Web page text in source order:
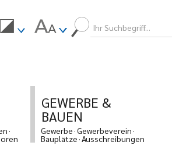
GEWERBE &
BAUEN
Gewerbe Gewerbeverein
Bauplätze Ausschreibungen